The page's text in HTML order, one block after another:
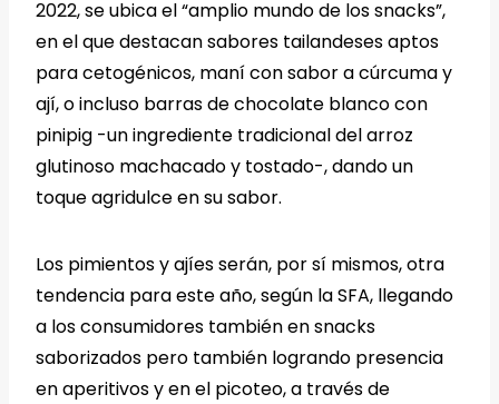
2022, se ubica el “amplio mundo de los snacks”,
en el que destacan sabores tailandeses aptos
para cetogénicos, maní con sabor a cúrcuma y
ají, o incluso barras de chocolate blanco con
pinipig -un ingrediente tradicional del arroz
glutinoso machacado y tostado-, dando un
toque agridulce en su sabor.
Los pimientos y ajíes serán, por sí mismos, otra
tendencia para este año, según la SFA, llegando
a los consumidores también en snacks
saborizados pero también logrando presencia
en aperitivos y en el picoteo, a través de